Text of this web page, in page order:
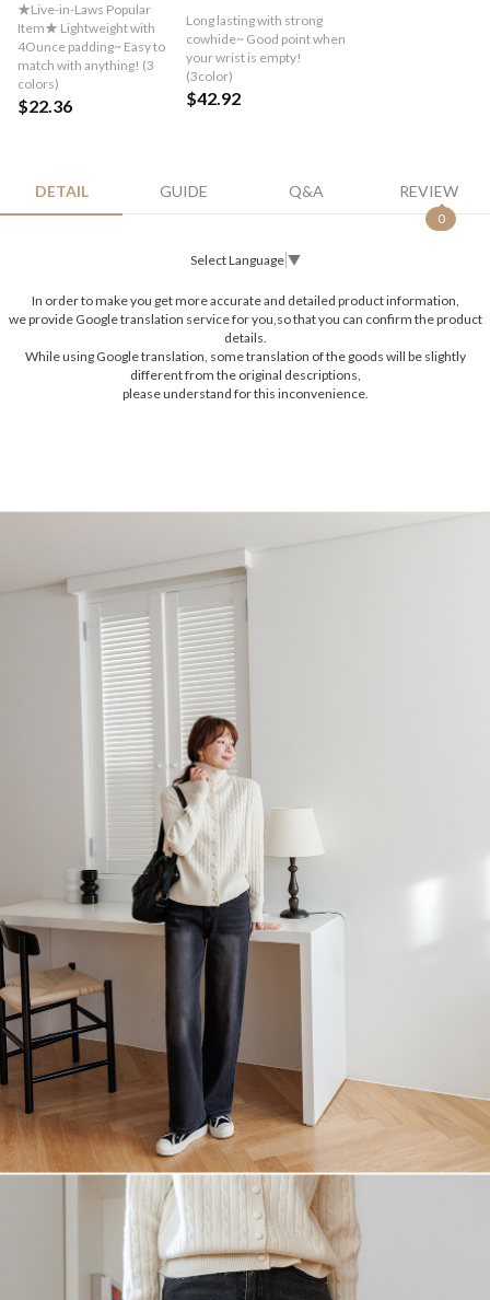
★Live-in-Laws Popular
Item★ Lightweight with
4Ounce padding~ Easy to
match with anything! (3
colors)
$22.36
Long lasting with strong
cowhide~ Good point when
your wrist is empty!
(3color)
$42.92
DETAIL GUIDE Q&A REVIEW
0
Select Language ▼
In order to make you get more accurate and detailed product information,
we provide Google translation service for you,so that you can confirm the product
details.
While using Google translation, some translation of the goods will be slightly
different from the original descriptions,
please understand for this inconvenience.